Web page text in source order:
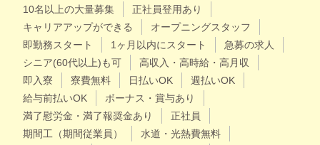
10名以上の大量募集
正社員登用あり
キャリアアップができる
オープニングスタッフ
即勤務スタート
1ヶ月以内にスタート
急募の求人
シニア(60代以上)も可
高収入・高時給・高月収
即入寮
寮費無料 日払いOK
週払いOK
給与前払いOK
ボーナス・賞与あり
満了慰労金・満了報奨金あり
正社員
期間工（期間従業員）
水道・光熱費無料